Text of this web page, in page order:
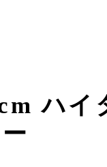
ハイ